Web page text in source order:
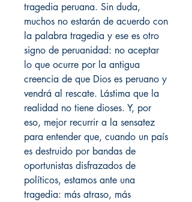
tragedia peruana. Sin duda,
muchos no estarán de acuerdo con
la palabra tragedia y ese es otro
signo de peruanidad: no aceptar
lo que ocurre por la antigua
creencia de que Dios es peruano y
vendrá al rescate. Lástima que la
realidad no tiene dioses. Y, por
eso, mejor recurrir a la sensatez
para entender que, cuando un país
es destruido por bandas de
oportunistas disfrazados de
políticos, estamos ante una
tragedia: más atraso, más